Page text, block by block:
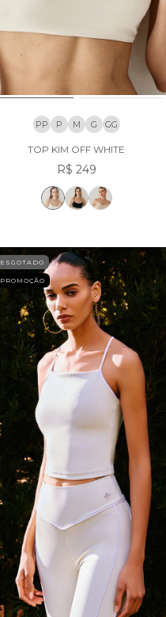
PP P M G GG
TOP KIM OFF WHITE
R$ 249
ESGOTADO
PROMOÇÃO